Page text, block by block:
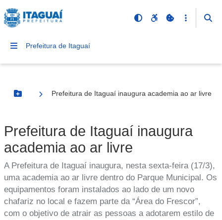
Prefeitura de Itaguaí
Botão Menu
Prefeitura de Itaguaí inaugura academia ao ar livre
Prefeitura de Itaguaí inaugura
academia ao ar livre
A Prefeitura de Itaguaí inaugura, nesta sexta-feira (17/3),
uma academia ao ar livre dentro do Parque Municipal. Os
equipamentos foram instalados ao lado de um novo
chafariz no local e fazem parte da “Área do Frescor”,
com o objetivo de atrair as pessoas a adotarem estilo de